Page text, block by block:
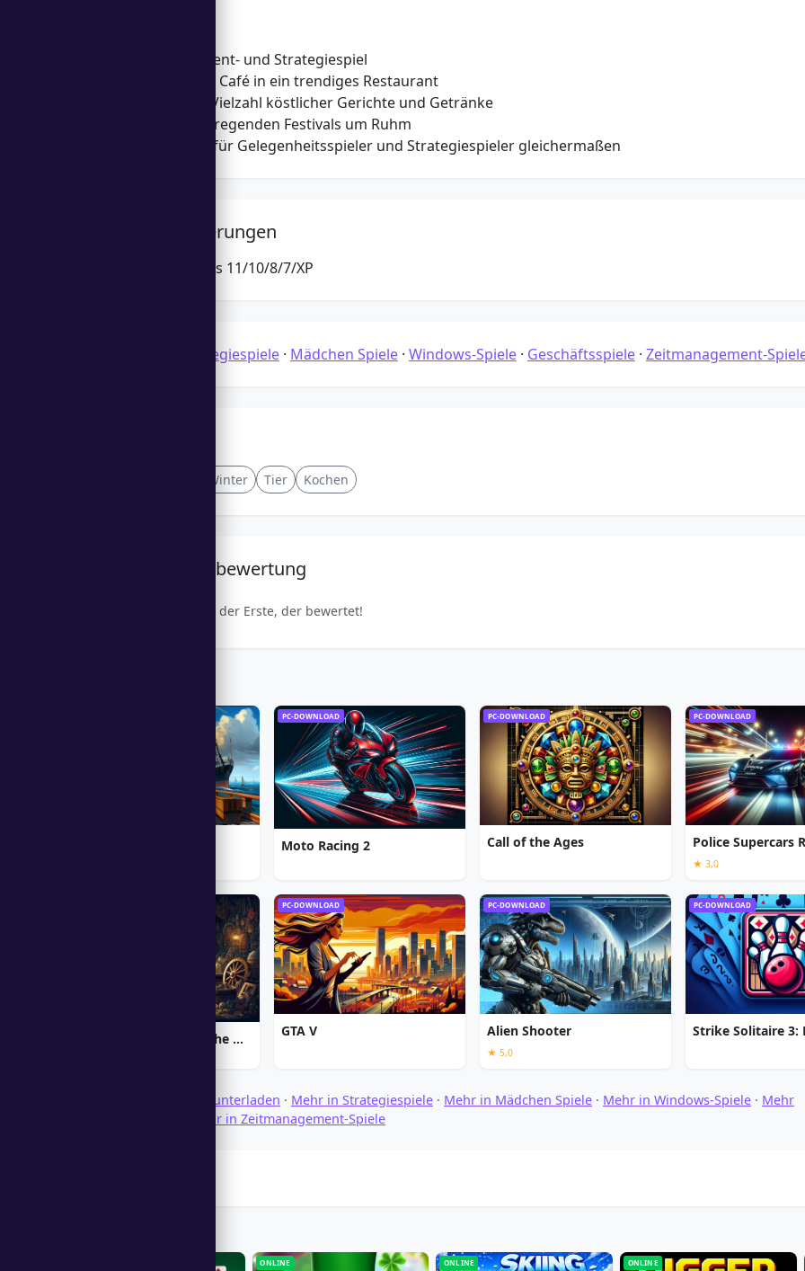
Zeitmanagement- und Strategiespiel
Verwandle ein Café in ein trendiges Restaurant
Serviere eine Vielzahl köstlicher Gerichte und Getränke
Kämpfe in aufregenden Festivals um Ruhm
Ansprechend für Gelegenheitsspieler und Strategiespieler gleichermaßen
Systemanforderungen
Microsoft Windows 11/10/8/7/XP
Strategiespiele · Mädchen Spiele · Windows-Spiele · Geschäftsspiele · Zeitmanagement-
Winter Tier Kochen
Gemeinschaftsbewertung
Sei der Erste, der bewertet!
PC-DOWNLOAD
Moto Racing 2
PC-DOWNLOAD
Call of the Ages
PC-DOWNLOAD
Police Supercars
★ 3,0
Chronicles of Albian: The Magic Convention
PC-DOWNLOAD
GTA V
PC-DOWNLOAD
Alien Shooter
★ 5,0
PC-DOWNLOAD
Spiele durchsuchen herunterladen · Mehr in Strategiespiele · Mehr in Mädchen Spiele · Mehr in Windows-Spiele · Mehr
Mehr in Zeitmanagement-Spiele
ONLINE ONLINE ONLINE